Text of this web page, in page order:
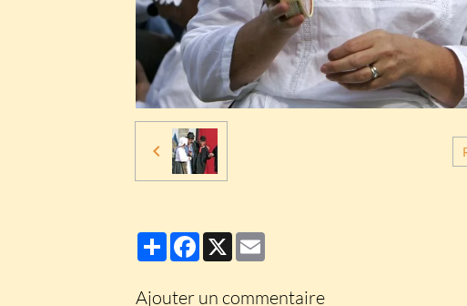
PartagerFacebook
X
Ajouter un commentaire